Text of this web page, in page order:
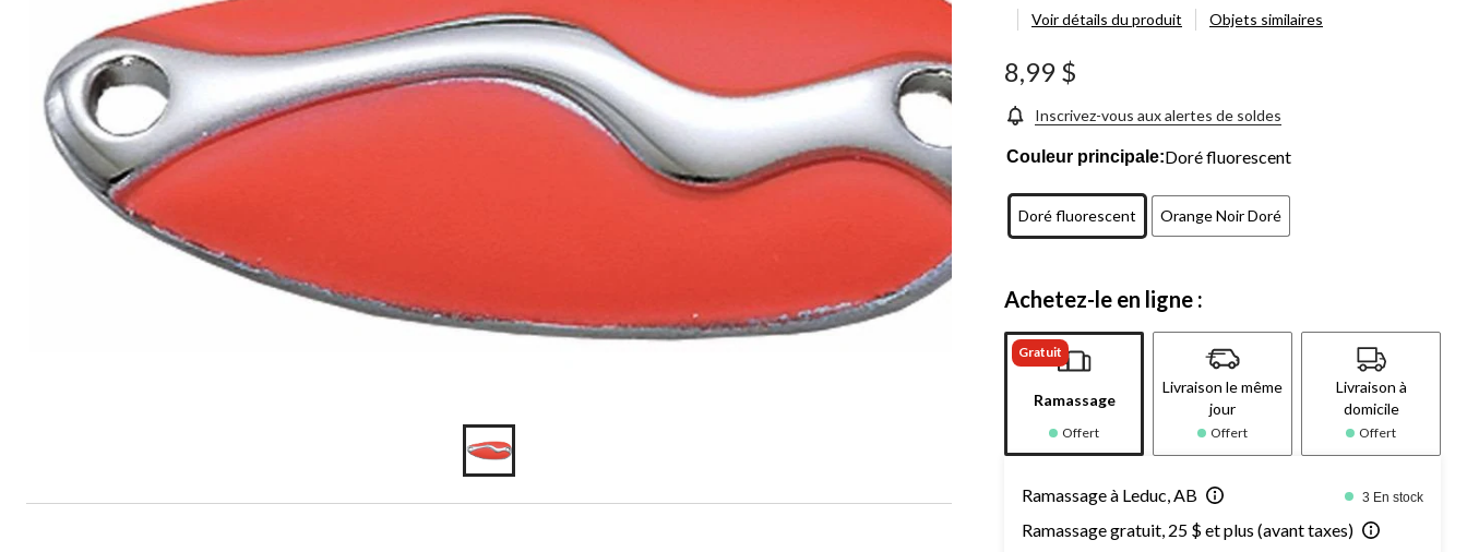
Voir détails du produit
Objets similaires
8,99 $
Inscrivez-vous aux alertes de soldes
Couleur principale:Doré fluorescent
Doré fluorescent Orange Noir Doré
Achetez-le en ligne :
Gratuit
Ramassage
Offert
Livraison le même
jour
Offert
Livraison à
domicile
Offert
Ramassage à Leduc, AB 3 En stock
Ramassage gratuit, 25 $ et plus (avant taxes)